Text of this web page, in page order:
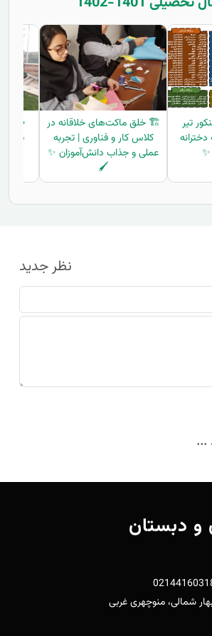
تیر
دخترانه
🏗️ خلق ماکت‌های خلاقانه در
کلاس کار و فناوری | تجربه
عملی و جذاب دانش‌آموزان ✨
🖌️
🥪
پارک
نظر جدید
...
دبستان
شمالی، منوچهری غربی